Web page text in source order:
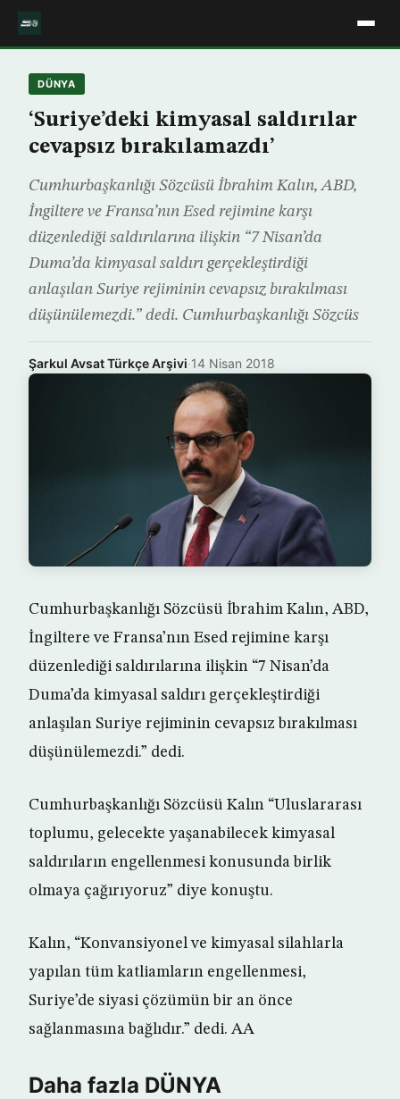
DÜNYA
‘Suriye’deki kimyasal saldırılar
cevapsız bırakılamazdı’
Cumhurbaşkanlığı Sözcüsü İbrahim Kalın, ABD,
İngiltere ve Fransa’nın Esed rejimine karşı
düzenlediği saldırılarına ilişkin “7 Nisan’da
Duma’da kimyasal saldırı gerçekleştirdiği
anlaşılan Suriye rejiminin cevapsız bırakılması
düşünülemezdi.” dedi. Cumhurbaşkanlığı Sözcüs
Şarkul Avsat Türkçe Arşivi·14 Nisan 2018
Cumhurbaşkanlığı Sözcüsü İbrahim Kalın, ABD,
İngiltere ve Fransa’nın Esed rejimine karşı
düzenlediği saldırılarına ilişkin “7 Nisan’da
Duma’da kimyasal saldırı gerçekleştirdiği
anlaşılan Suriye rejiminin cevapsız bırakılması
düşünülemezdi.” dedi.
Cumhurbaşkanlığı Sözcüsü Kalın “Uluslararası
toplumu, gelecekte yaşanabilecek kimyasal
saldırıların engellenmesi konusunda birlik
olmaya çağırıyoruz” diye konuştu.
Kalın, “Konvansiyonel ve kimyasal silahlarla
yapılan tüm katliamların engellenmesi,
Suriye’de siyasi çözümün bir an önce
sağlanmasına bağlıdır.” dedi. AA
Daha fazla DÜNYA